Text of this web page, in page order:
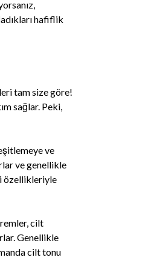
hafiflik
tam size göre!
sağlar. Peki,
ve
ve genellikle
özellikleriyle
cilt
Genellikle
cilt tonu